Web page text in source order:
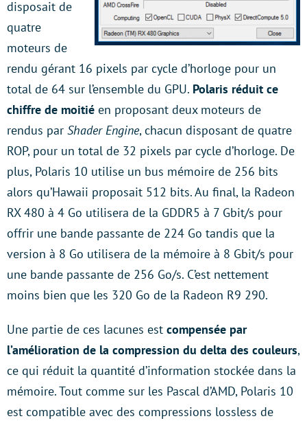
disposait de
quatre
moteurs de
rendu gérant 16 pixels par cycle d’horloge pour un
total de 64 sur l’ensemble du GPU. Polaris réduit ce
chiffre de moitié en proposant deux moteurs de
rendus par Shader Engine, chacun disposant de quatre
ROP, pour un total de 32 pixels par cycle d’horloge. De
plus, Polaris 10 utilise un bus mémoire de 256 bits
alors qu’Hawaii proposait 512 bits. Au final, la Radeon
RX 480 à 4 Go utilisera de la GDDR5 à 7 Gbit/s pour
offrir une bande passante de 224 Go tandis que la
version à 8 Go utilisera de la mémoire à 8 Gbit/s pour
une bande passante de 256 Go/s. C’est nettement
moins bien que les 320 Go de la Radeon R9 290.
Une partie de ces lacunes est compensée par
l’amélioration de la compression du delta des couleurs,
ce qui réduit la quantité d’information stockée dans la
mémoire. Tout comme sur les Pascal d’AMD, Polaris 10
est compatible avec des compressions lossless de